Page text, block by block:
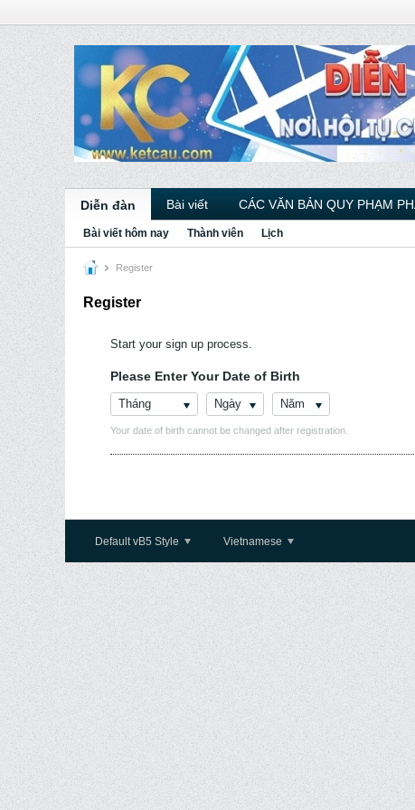
Diễn đàn Bài viết CÁC VĂN BẢN QUY PHẠM
Bài viết hôm nay Thành viên Lịch
Register
Register
Start your sign up process.
Please Enter Your Date of Birth
Tháng Ngày Năm
Your date of birth cannot be changed after registration.
Default vB5 Style Vietnamese